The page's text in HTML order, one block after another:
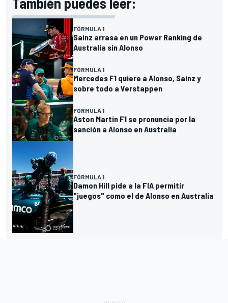
FÓRMULA 1
Sainz arrasa en un Power Ranking de
Australia sin Alonso
FÓRMULA 1
Mercedes F1 quiere a Alonso, Sainz y
sobre todo a Verstappen
FÓRMULA 1
Aston Martin F1 se pronuncia por la
sanción a Alonso en Australia
FÓRMULA 1
Damon Hill pide a la FIA permitir
"juegos" como el de Alonso en Australia